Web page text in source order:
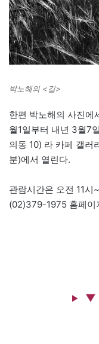
박노해의 <길>
한편 박노해의 사진에
월1일부터 내년 3월7
의동 10) 라 카페 갤러
분)에서 열린다.
관람시간은 오전 11시
(02)379-1975 홈페
▼